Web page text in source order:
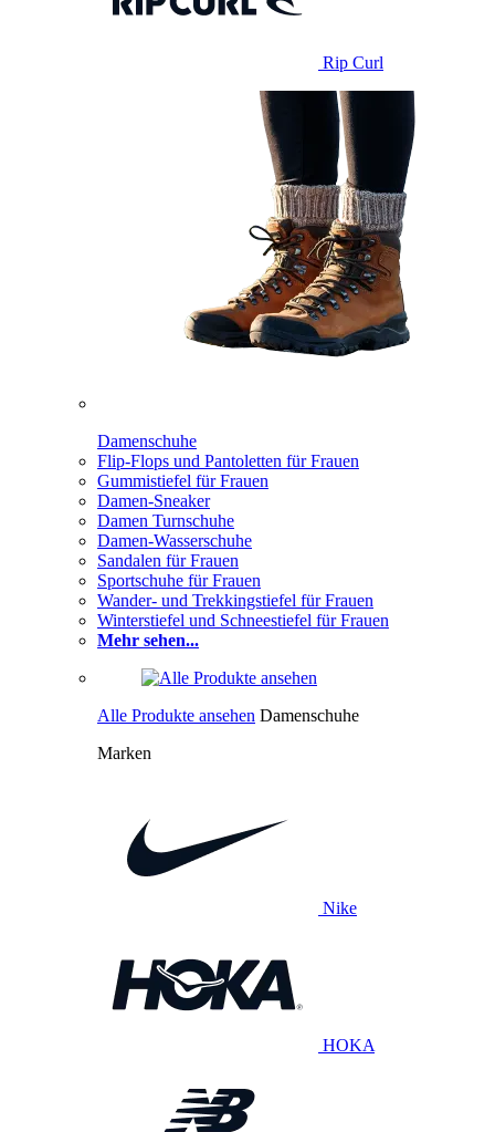
Rip Curl
Damenschuhe
Flip-Flops und Pantoletten für Frauen
Gummistiefel für Frauen
Damen-Sneaker
Damen Turnschuhe
Damen-Wasserschuhe
Sandalen für Frauen
Sportschuhe für Frauen
Wander- und Trekkingstiefel für Frauen
Winterstiefel und Schneestiefel für Frauen
Mehr sehen...
Alle Produkte ansehen Damenschuhe
Marken
Nike
HOKA